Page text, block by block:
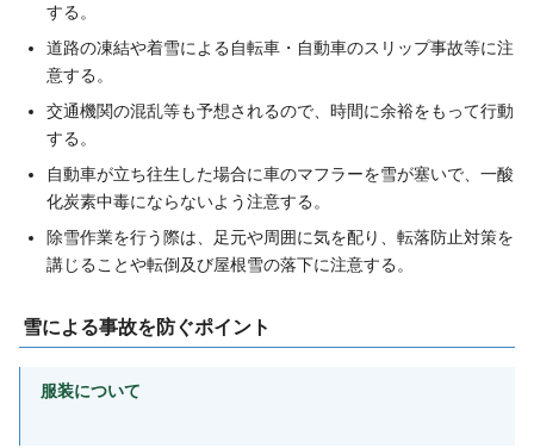
する。
道路の凍結や着雪による自転車・自動車のスリップ事故等に注
意する。
交通機関の混乱等も予想されるので、時間に余裕をもって行動
する。
自動車が立ち往生した場合に車のマフラーを雪が塞いで、一酸
化炭素中毒にならないよう注意する。
除雪作業を行う際は、足元や周囲に気を配り、転落防止対策を
講じることや転倒及び屋根雪の落下に注意する。
雪による事故を防ぐポイント
服装について